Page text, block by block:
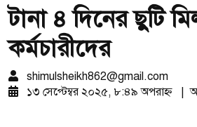
টানা ৪ দিনের ছুটি
কর্মচারীদের
shimulsheikh862@gmail.com
১৩ সেপ্টেম্বর ২০২৫, ৮:৪৯ অপরাহ্ণ